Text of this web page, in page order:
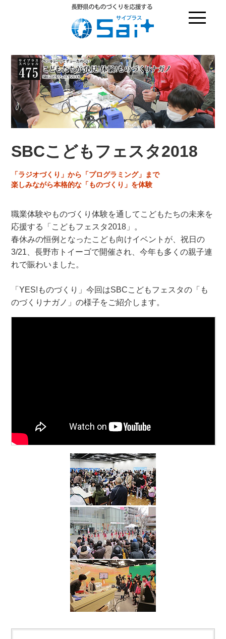
SBCこどもフェスタ2018
「ラジオづくり」から「プログラミング」まで
楽しみながら本格的な「ものづくり」を体験
職業体験やものづくり体験を通してこどもたちの未来を
応援する「こどもフェスタ2018」。
春休みの恒例となったこども向けイベントが、祝日の
3/21、長野市トイーゴで開催され、今年も多くの親子連
れで賑わいました。
「YES!ものづくり」今回はSBCこどもフェスタの「も
のづくりナガノ」の様子をご紹介します。